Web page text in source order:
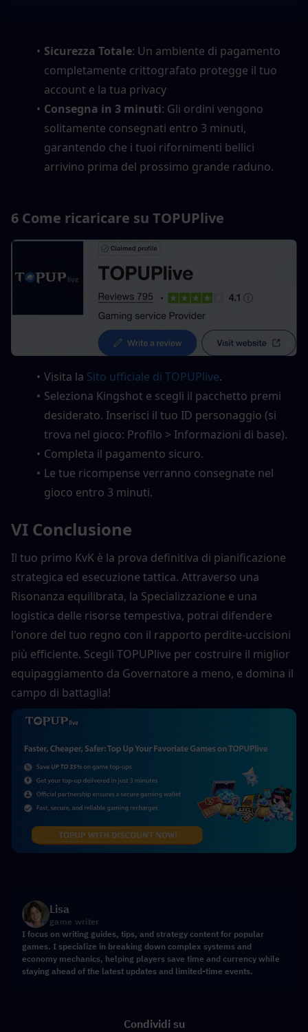
Sicurezza Totale: Un ambiente di pagamento
completamente crittografato protegge il tuo
account e la tua privacy
Consegna in 3 minuti: Gli ordini vengono
solitamente consegnati entro 3 minuti,
garantendo che i tuoi rifornimenti bellici
arrivino prima del prossimo grande raduno.
6 Come ricaricare su TOPUPlive
Visita la Sito ufficiale di TOPUPlive.
Seleziona Kingshot e scegli il pacchetto premi
desiderato. Inserisci il tuo ID personaggio (si
trova nel gioco: Profilo > Informazioni di base).
Completa il pagamento sicuro.
Le tue ricompense verranno consegnate nel
gioco entro 3 minuti.
VI Conclusione
Il tuo primo KvK è la prova definitiva di pianificazione
strategica ed esecuzione tattica. Attraverso una
Risonanza equilibrata, la Specializzazione e una
logistica delle risorse tempestiva, potrai difendere
l'onore del tuo regno con il rapporto perdite-uccisioni
più efficiente. Scegli TOPUPlive per costruire il miglior
equipaggiamento da Governatore a meno, e domina il
campo di battaglia!
Lisa
game writer
I focus on writing guides, tips, and strategy content for popular
games. I specialize in breaking down complex systems and
economy mechanics, helping players save time and currency while
staying ahead of the latest updates and limited-time events.
Condividi su